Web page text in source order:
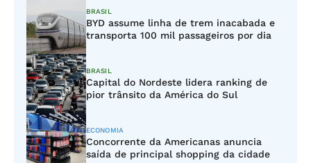
BRASIL
BYD assume linha de trem inacabada e
transporta 100 mil passageiros por dia
BRASIL
Capital do Nordeste lidera ranking de
pior trânsito da América do Sul
ECONOMIA
Concorrente da Americanas anuncia
saída de principal shopping da cidade